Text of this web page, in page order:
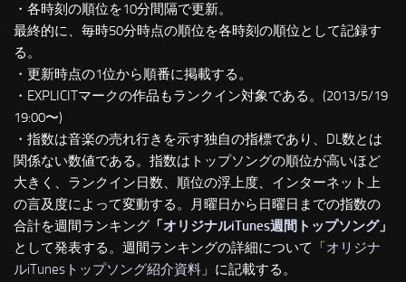
・各時刻の順位を10分間隔で更新。
最終的に、毎時50分時点の順位を各時刻の順位として記録す
る。
・更新時点の1位から順番に掲載する。
・EXPLICITマークの作品もランクイン対象である。(2013/5/19
19:00〜)
・指数は音楽の売れ行きを示す独自の指標であり、DL数とは
関係ない数値である。指数はトップソングの順位が高いほど
大きく、ランクイン日数、順位の浮上度、インターネット上
の言及度によって変動する。月曜日から日曜日までの指数の
合計を週間ランキング 「オリジナルiTunes週間トップソング」
として発表する。週間ランキングの詳細について「オリジナ
ルiTunesトップソング紹介資料 」に記載する。